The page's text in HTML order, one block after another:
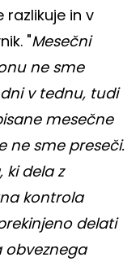
in v
"Mesečni
ne sme
v tednu, tudi
mesečne
ne sme preseči.
dela z
kontrola
delati